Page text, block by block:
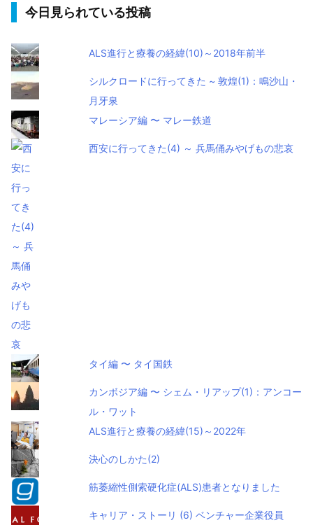
今日見られている投稿
ALS進行と療養の経緯(10)～2018年前半
シルクロードに行ってきた ~ 敦煌(1)：鳴沙山・
月牙泉
マレーシア編 〜 マレー鉄道
西安に行ってきた(4) ～ 兵馬俑みやげもの悲哀
タイ編 〜 タイ国鉄
カンボジア編 〜 シェム・リアップ(1)：アンコー
ル・ワット
ALS進行と療養の経緯(15)～2022年
決心のしかた(2)
筋萎縮性側索硬化症(ALS)患者となりました
キャリア・ストーリ (6) ベンチャー企業役員